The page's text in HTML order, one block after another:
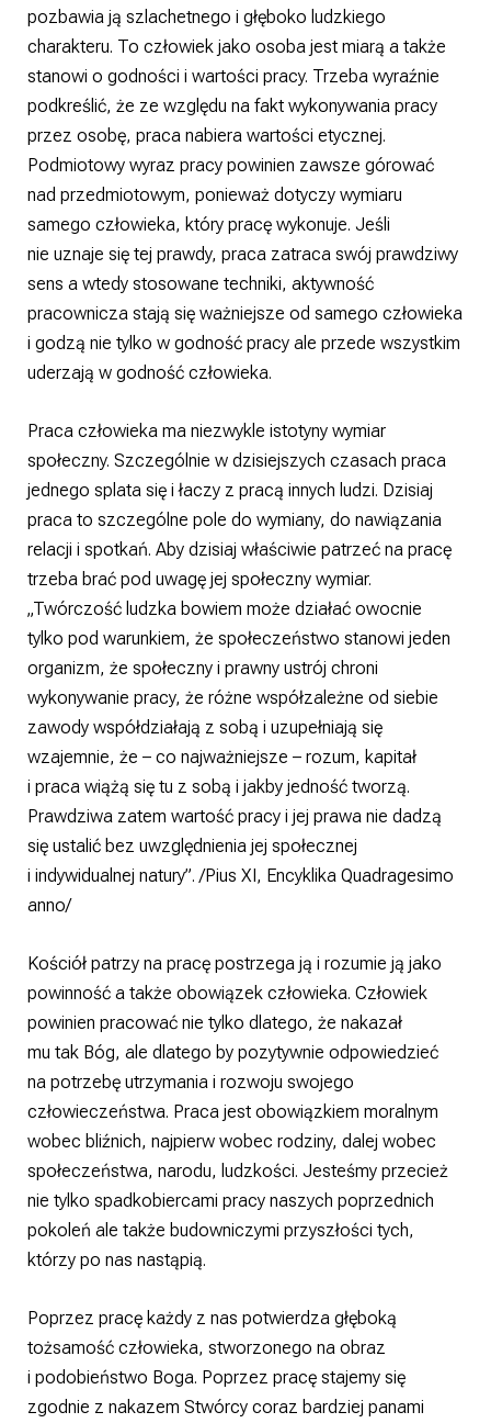
pozbawia ją szlachetnego i głęboko ludzkiego
charakteru. To człowiek jako osoba jest miarą a także
stanowi o godności i wartości pracy. Trzeba wyraźnie
podkreślić, że ze względu na fakt wykonywania pracy
przez osobę, praca nabiera wartości etycznej.
Podmiotowy wyraz pracy powinien zawsze górować
nad przedmiotowym, ponieważ dotyczy wymiaru
samego człowieka, który pracę wykonuje. Jeśli
nie uznaje się tej prawdy, praca zatraca swój prawdziwy
sens a wtedy stosowane techniki, aktywność
pracownicza stają się ważniejsze od samego człowieka
i godzą nie tylko w godność pracy ale przede wszystkim
uderzają w godność człowieka.
Praca człowieka ma niezwykle istotyny wymiar
społeczny. Szczególnie w dzisiejszych czasach praca
jednego splata się i łaczy z pracą innych ludzi. Dzisiaj
praca to szczególne pole do wymiany, do nawiązania
relacji i spotkań. Aby dzisiaj właściwie patrzeć na pracę
trzeba brać pod uwagę jej społeczny wymiar.
„Twórczość ludzka bowiem może działać owocnie
tylko pod warunkiem, że społeczeństwo stanowi jeden
organizm, że społeczny i prawny ustrój chroni
wykonywanie pracy, że różne współzależne od siebie
zawody współdziałają z sobą i uzupełniają się
wzajemnie, że – co najważniejsze – rozum, kapitał
i praca wiążą się tu z sobą i jakby jedność tworzą.
Prawdziwa zatem wartość pracy i jej prawa nie dadzą
się ustalić bez uwzględnienia jej społecznej
i indywidualnej natury”. /Pius XI, Encyklika Quadragesimo
anno/
Kościół patrzy na pracę postrzega ją i rozumie ją jako
powinność a także obowiązek człowieka. Człowiek
powinien pracować nie tylko dlatego, że nakazał
mu tak Bóg, ale dlatego by pozytywnie odpowiedzieć
na potrzebę utrzymania i rozwoju swojego
człowieczeństwa. Praca jest obowiązkiem moralnym
wobec bliźnich, najpierw wobec rodziny, dalej wobec
społeczeństwa, narodu, ludzkości. Jesteśmy przecież
nie tylko spadkobiercami pracy naszych poprzednich
pokoleń ale także budowniczymi przyszłości tych,
którzy po nas nastąpią.
Poprzez pracę każdy z nas potwierdza głęboką
tożsamość człowieka, stworzonego na obraz
i podobieństwo Boga. Poprzez pracę stajemy się
zgodnie z nakazem Stwórcy coraz bardziej panami